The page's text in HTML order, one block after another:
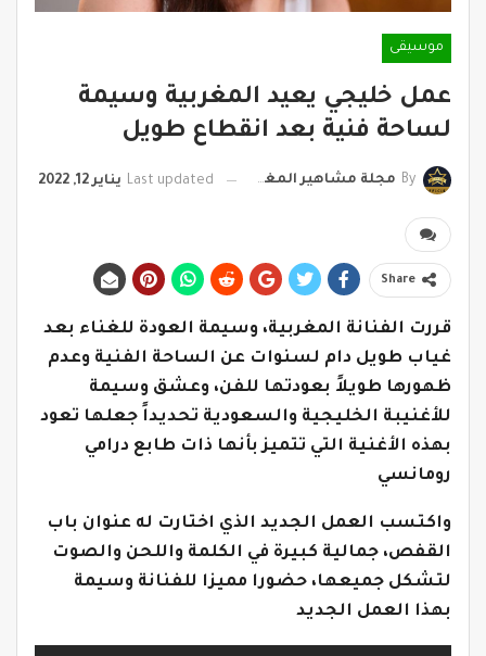
موسيقى
عمل خليجي يعيد المغربية وسيمة
لساحة فنية بعد انقطاع طويل
By مجلة مشاهير المغرب Last updated يناير 12, 2022
Share
قررت الفنانة المغربية، وسيمة العودة للغناء بعد
غياب طويل دام لسنوات عن الساحة الفنية وعدم
ظهورها طويلاً بعودتها للفن، وعشق وسيمة
للأغنيبة الخليجية والسعودية تحديداً جعلها تعود
بهذه الأغنية التي تتميز بأنها ذات طابع درامي
رومانسي
واكتسب العمل الجديد الذي اختارت له عنوان باب
القفص، جمالية كبيرة في الكلمة واللحن والصوت
لتشكل جميعها، حضورا مميزا للفنانة وسيمة
بهذا العمل الجديد